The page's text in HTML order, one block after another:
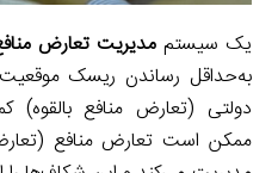
یک سیستممدیریت تعارض
به‌حداقل رساندن ریسک
دولتی (تعارض منافع
ممکن است تعارض منافع